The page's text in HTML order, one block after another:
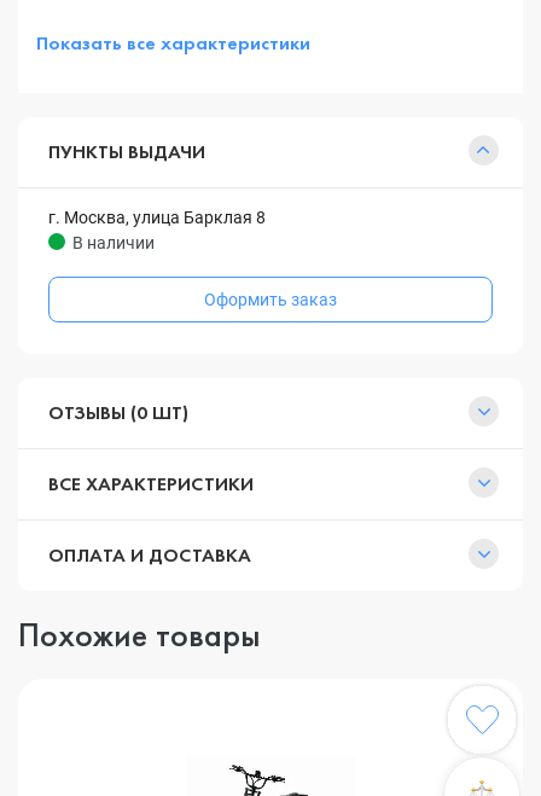
Показать все характеристики
ПУНКТЫ ВЫДАЧИ
г. Москва, улица Барклая 8
В наличии
Оформить заказ
ОТЗЫВЫ (0 ШТ)
ВСЕ ХАРАКТЕРИСТИКИ
ОПЛАТА И ДОСТАВКА
Похожие товары